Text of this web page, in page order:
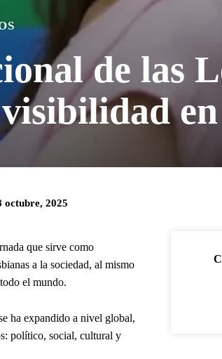
de las
octubre, 2025
que sirve como
a la sociedad, al mismo
el mundo.
ha expandido a nivel global,
político, social, cultural y